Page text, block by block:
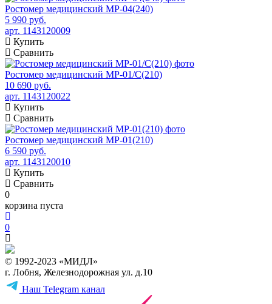
Ростомер медицинский МР-04(240)
5 990 руб.
арт. 1143120009
Купить
Сравнить
Ростомер медицинский МР-01/С(210)
10 690 руб.
арт. 1143120022
Купить
Сравнить
Ростомер медицинский МР-01(210)
6 590 руб.
арт. 1143120010
Купить
Сравнить
0
корзина пуста
0
© 1992-2023 «МИДЛ»
г. Лобня, Железнодорожная ул. д.10
Наш Telegram канал